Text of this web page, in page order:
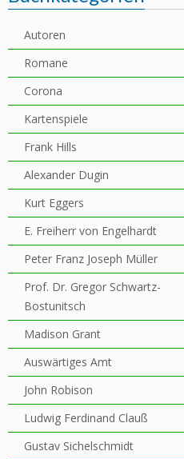
Autoren
Romane
Corona
Kartenspiele
Frank Hills
Alexander Dugin
Kurt Eggers
E. Freiherr von Engelhardt
Peter Franz Joseph Müller
Prof. Dr. Gregor Schwartz-
Bostunitsch
Madison Grant
Auswärtiges Amt
John Robison
Ludwig Ferdinand Clauß
Gustav Sichelschmidt